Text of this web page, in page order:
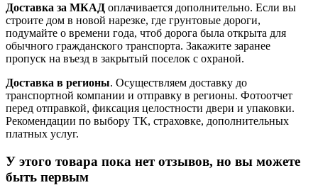
Доставка за МКАД оплачивается дополнительно. Если вы
строите дом в новой нарезке, где грунтовые дороги,
подумайте о времени года, чтоб дорога была открыта для
обычного гражданского транспорта. Закажите заранее
пропуск на въезд в закрытый поселок с охраной.
Доставка в регионы. Осуществляем доставку до
транспортной компании и отправку в регионы. Фотоотчет
перед отправкой, фиксация целостности двери и упаковки.
Рекомендации по выбору ТК, страховке, дополнительных
платных услуг.
У этого товара пока нет отзывов, но вы можете
быть первым